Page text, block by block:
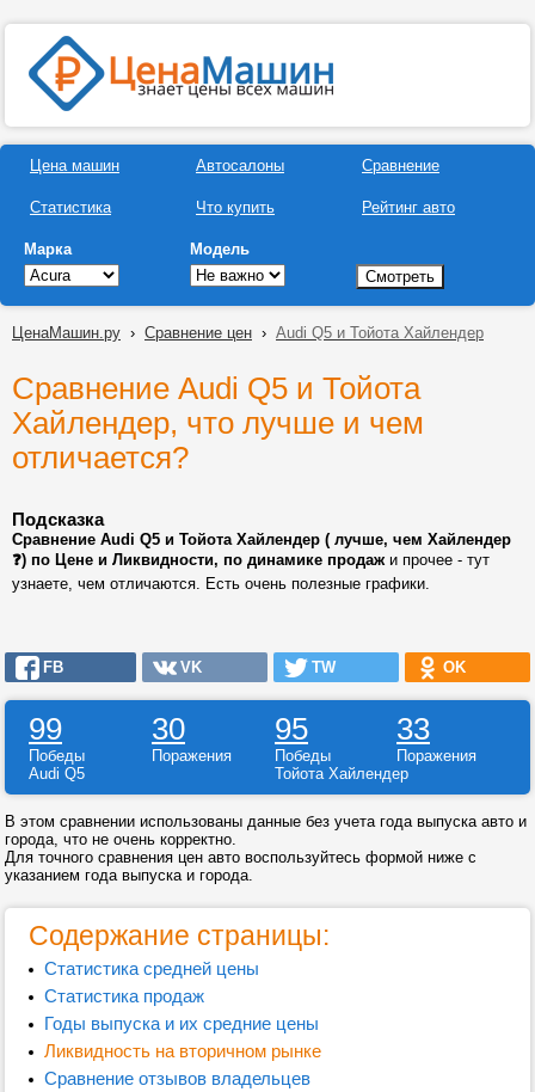
Цена машин
Статистика
Автосалоны
Что купить
Сравнение
Рейтинг авто
Марка Модель
ЦенаМашин.ру › Сравнение цен › Audi Q5 и Тойота Хайлендер
Сравнение Audi Q5 и Тойота
Хайлендер, что лучше и чем
отличается?
Подсказка
Сравнение Audi Q5 и Тойота Хайлендер ( лучше, чем Хайлендер
❓) по Цене и Ликвидности, по динамике продажи прочее - тут
узнаете, чем отличаются. Есть очень полезные графики.
FB VK TW OK
99 30 95 33
Победы Поражения Победы
Поражения
Audi Q5
Тойота Хайлендер
В этом сравнении использованы данные без учета года выпуска авто и
города, что не очень корректно.
Для точного сравнения цен авто воспользуйтесь формой ниже с
указанием года выпуска и города.
Содержание страницы:
Статистика средней цены
Статистика продаж
Годы выпуска и их средние цены
Ликвидность на вторичном рынке
Сравнение отзывов владельцев